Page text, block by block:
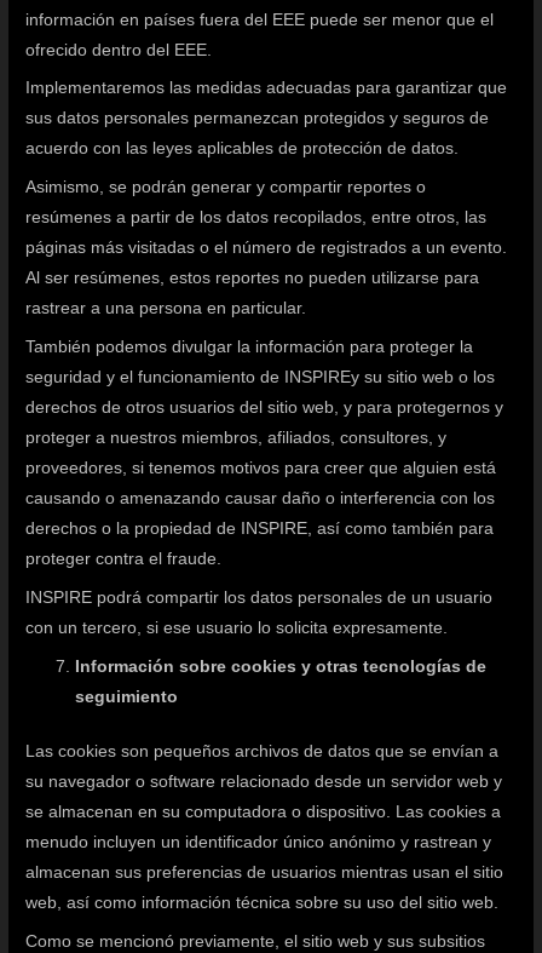
información en países fuera del EEE puede ser menor que el
ofrecido dentro del EEE.
Implementaremos las medidas adecuadas para garantizar que
sus datos personales permanezcan protegidos y seguros de
acuerdo con las leyes aplicables de protección de datos.
Asimismo, se podrán generar y compartir reportes o
resúmenes a partir de los datos recopilados, entre otros, las
páginas más visitadas o el número de registrados a un evento.
Al ser resúmenes, estos reportes no pueden utilizarse para
rastrear a una persona en particular.
También podemos divulgar la información para proteger la
seguridad y el funcionamiento de INSPIREy su sitio web o los
derechos de otros usuarios del sitio web, y para protegernos y
proteger a nuestros miembros, afiliados, consultores, y
proveedores, si tenemos motivos para creer que alguien está
causando o amenazando causar daño o interferencia con los
derechos o la propiedad de INSPIRE, así como también para
proteger contra el fraude.
INSPIRE podrá compartir los datos personales de un usuario
con un tercero, si ese usuario lo solicita expresamente.
Información sobre cookies y otras tecnologías de
seguimiento
Las cookies son pequeños archivos de datos que se envían a
su navegador o software relacionado desde un servidor web y
se almacenan en su computadora o dispositivo. Las cookies a
menudo incluyen un identificador único anónimo y rastrean y
almacenan sus preferencias de usuarios mientras usan el sitio
web, así como información técnica sobre su uso del sitio web.
Como se mencionó previamente, el sitio web y sus subsitios